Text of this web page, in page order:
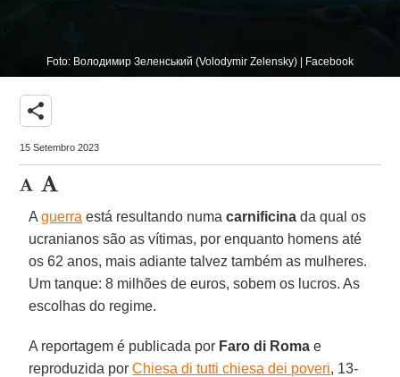
Foto: Володимир Зеленський (Volodymir Zelensky) | Facebook
share
15 Setembro 2023
Aguerra está resultando numacarnificina da qual os
ucranianos são as vítimas, por enquanto homens até
os 62 anos, mais adiante talvez também as mulheres.
Um tanque: 8 milhões de euros, sobem os lucros. As
escolhas do regime.
A reportagem é publicada por Faro di Roma e
reproduzida porChiesa di tutti chiesa dei poveri, 13-